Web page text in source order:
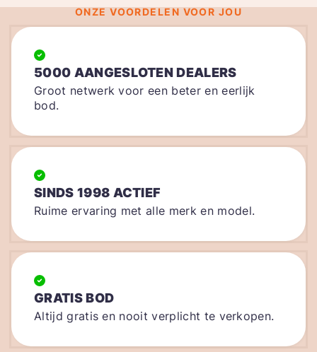
ONZE VOORDELEN VOOR JOU
5000 AANGESLOTEN DEALERS
Groot netwerk voor een beter en eerlijk
bod.
SINDS 1998 ACTIEF
Ruime ervaring met alle merk en model.
GRATIS BOD
Altijd gratis en nooit verplicht te verkopen.